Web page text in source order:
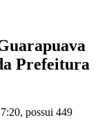
Prefeitura
possui 449